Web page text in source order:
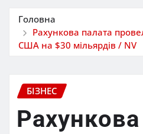
Головна
Рахункова палата
США на $30 мільярдів / NV
БІЗНЕС